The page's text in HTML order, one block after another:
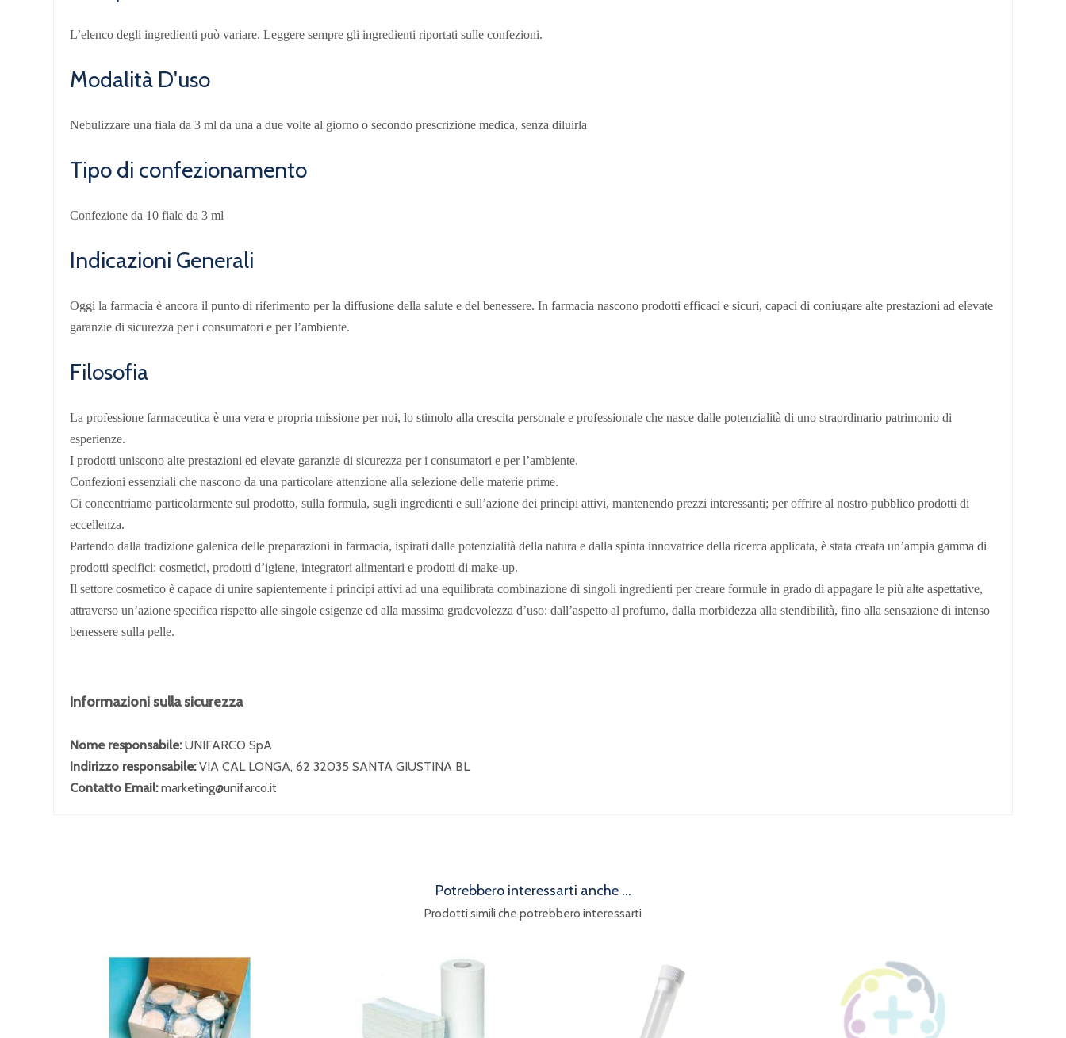
L’elenco degli ingredienti può variare. Leggere sempre gli ingredienti riportati sulle confezioni.
Modalità D'uso
Nebulizzare una fiala da 3 ml da una a due volte al giorno o secondo prescrizione medica, senza diluirla
Tipo di confezionamento
Confezione da 10 fiale da 3 ml
Indicazioni Generali
Oggi la farmacia è ancora il punto di riferimento per la diffusione della salute e del benessere. In farmacia nascono prodotti efficaci e sicuri, capaci di coniugare alte prestazioni ad elevate
garanzie di sicurezza per i consumatori e per l’ambiente.
Filosofia
La professione farmaceutica è una vera e propria missione per noi, lo stimolo alla crescita personale e professionale che nasce dalle potenzialità di uno straordinario patrimonio di
esperienze.
I prodotti uniscono alte prestazioni ed elevate garanzie di sicurezza per i consumatori e per l’ambiente.
Confezioni essenziali che nascono da una particolare attenzione alla selezione delle materie prime.
Ci concentriamo particolarmente sul prodotto, sulla formula, sugli ingredienti e sull’azione dei principi attivi, mantenendo prezzi interessanti; per offrire al nostro pubblico prodotti di
eccellenza.
Partendo dalla tradizione galenica delle preparazioni in farmacia, ispirati dalle potenzialità della natura e dalla spinta innovatrice della ricerca applicata, è stata creata un’ampia gamma di
prodotti specifici: cosmetici, prodotti d’igiene, integratori alimentari e prodotti di make-up.
Il settore cosmetico è capace di unire sapientemente i principi attivi ad una equilibrata combinazione di singoli ingredienti per creare formule in grado di appagare le più alte aspettative,
attraverso un’azione specifica rispetto alle singole esigenze ed alla massima gradevolezza d’uso: dall’aspetto al profumo, dalla morbidezza alla stendibilità, fino alla sensazione di intenso
benessere sulla pelle.
Informazioni sulla sicurezza
Nome responsabile:UNIFARCO SpA
Indirizzo responsabile:VIA CAL LONGA, 62 32035 SANTA GIUSTINA BL
Contatto Email:marketing@unifarco.it
Potrebbero interessarti anche ...
Prodotti simili che potrebbero interessarti